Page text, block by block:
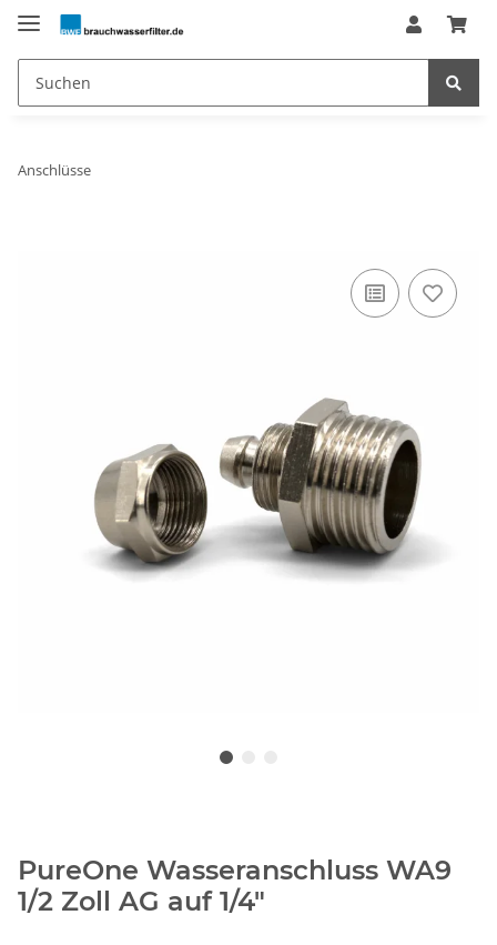
Anschlüsse
PureOne Wasseranschluss WA9
1/2 Zoll AG auf 1/4"